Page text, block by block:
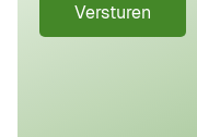
Versturen